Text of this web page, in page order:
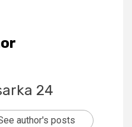
24
author's posts